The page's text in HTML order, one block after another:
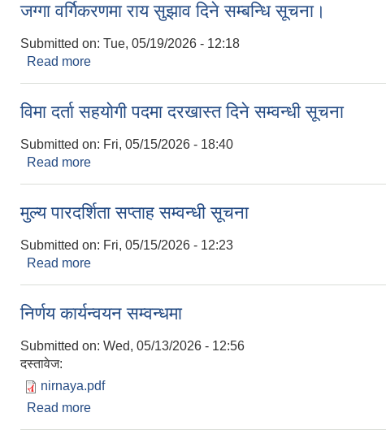
जग्गा वर्गिकरणमा राय सुझाव दिने सम्बन्धि सूचना।
Submitted on: Tue, 05/19/2026 - 12:18
Read more
विमा दर्ता सहयोगी पदमा दरखास्त दिने सम्वन्धी सूचना
Submitted on: Fri, 05/15/2026 - 18:40
Read more
मुल्य पारदर्शिता सप्ताह सम्वन्धी सूचना
Submitted on: Fri, 05/15/2026 - 12:23
Read more
निर्णय कार्यन्वयन सम्वन्धमा
Submitted on: Wed, 05/13/2026 - 12:56
दस्तावेज:
nirnaya.pdf
Read more